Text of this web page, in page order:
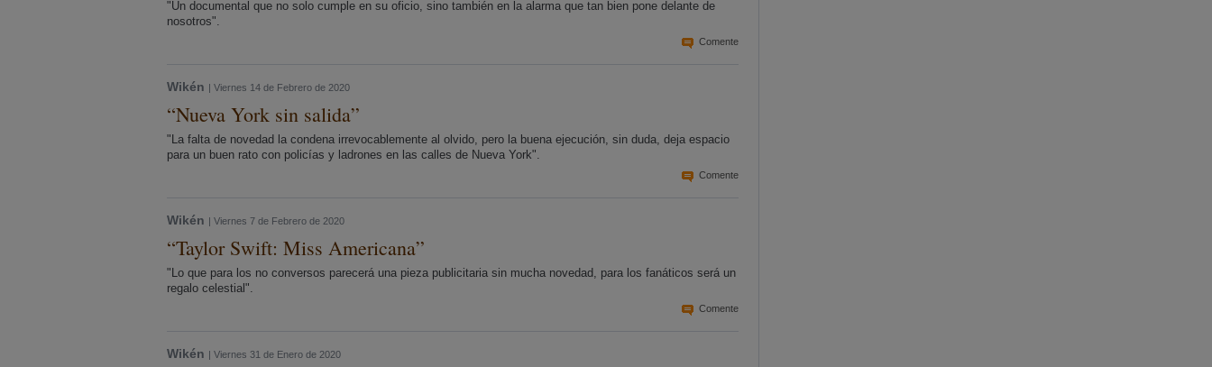
"Un documental que no solo cumple en su oficio, sino también en la alarma que tan bien pone delante de
nosotros".
Comente
Wikén | Viernes 14 de Febrero de 2020
“Nueva York sin salida”
"La falta de novedad la condena irrevocablemente al olvido, pero la buena ejecución, sin duda, deja espacio
para un buen rato con policías y ladrones en las calles de Nueva York".
Comente
Wikén | Viernes 7 de Febrero de 2020
“Taylor Swift: Miss Americana”
"Lo que para los no conversos parecerá una pieza publicitaria sin mucha novedad, para los fanáticos será un
regalo celestial".
Comente
Wikén | Viernes 31 de Enero de 2020